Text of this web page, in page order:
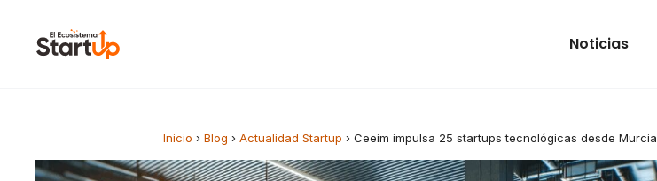
Noticias
Inicio › Blog › Actualidad Startup › Ceeim impulsa 25 startups tecnológicas desde Murcia